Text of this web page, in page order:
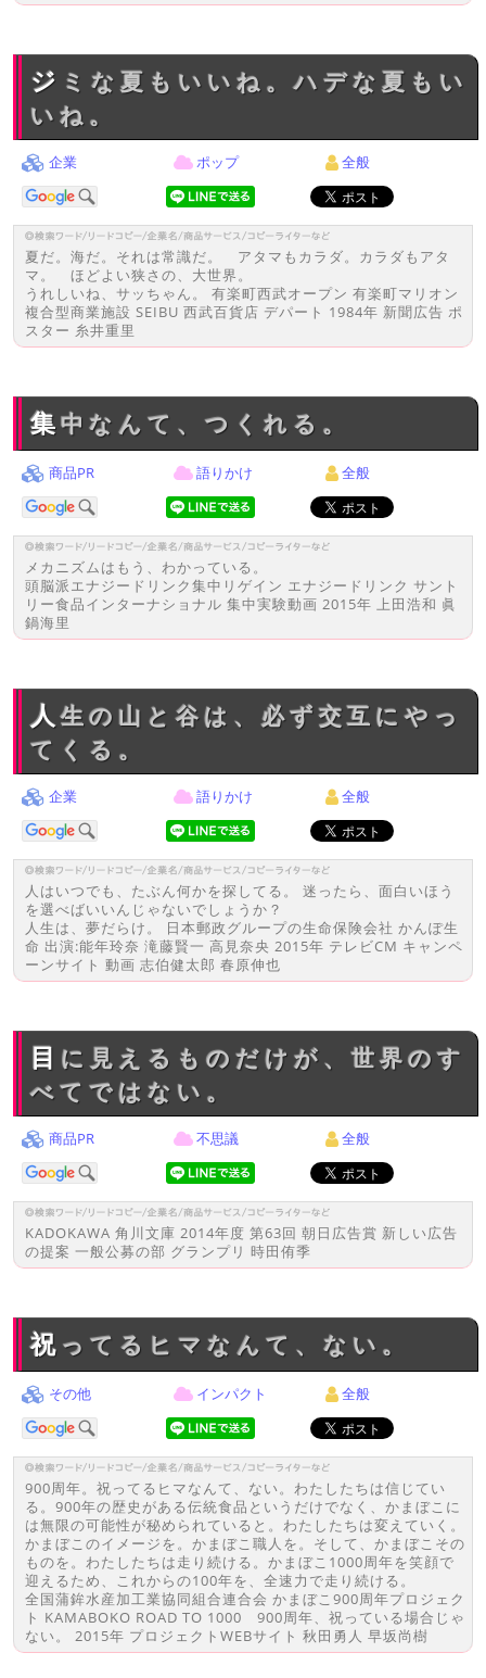
ジミな夏もいいね。ハデな夏もい
いね。
企業 ポップ 全般
夏だ。海だ。それは常識だ。 アタマもカラダ。カラダもアタ
マ。 ほどよい狭さの、大世界。
うれしいね、サッちゃん。 有楽町西武オープン 有楽町マリオン
複合型商業施設 SEIBU 西武百貨店 デパート 1984年 新聞広告 ポ
スター 糸井重里
集中なんて、つくれる。
商品PR 語りかけ 全般
メカニズムはもう、わかっている。
頭脳派エナジードリンク集中リゲイン エナジードリンク サント
リー食品インターナショナル 集中実験動画 2015年 上田浩和 眞
鍋海里
人生の山と谷は、必ず交互にやっ
てくる。
企業 語りかけ 全般
人はいつでも、たぶん何かを探してる。 迷ったら、面白いほう
を選べばいいんじゃないでしょうか？
人生は、夢だらけ。 日本郵政グループの生命保険会社 かんぽ生
命 出演:能年玲奈 滝藤賢一 高見奈央 2015年 テレビCM キャンペ
ーンサイト 動画 志伯健太郎 春原伸也
目に見えるものだけが、世界のす
べてではない。
商品PR 不思議 全般
KADOKAWA 角川文庫 2014年度 第63回 朝日広告賞 新しい広告
の提案 一般公募の部 グランプリ 時田侑季
祝ってるヒマなんて、ない。
その他 インパクト 全般
900周年。祝ってるヒマなんて、ない。わたしたちは信じてい
る。900年の歴史がある伝統食品というだけでなく、かまぼこに
は無限の可能性が秘められていると。わたしたちは変えていく。
かまぼこのイメージを。かまぼこ職人を。そして、かまぼこその
ものを。わたしたちは走り続ける。かまぼこ1000周年を笑顔で
迎えるため、これからの100年を、全速力で走り続ける。
全国蒲鉾水産加工業協同組合連合会 かまぼこ900周年プロジェク
ト KAMABOKO ROAD TO 1000 900周年、祝っている場合じゃ
ない。 2015年 プロジェクトWEBサイト 秋田勇人 早坂尚樹